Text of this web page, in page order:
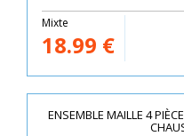
Mixte
18.99 €
ENSEMBLE MAILLE 4